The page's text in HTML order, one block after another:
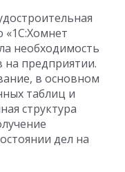
«1С:Хомнет
необходимость
на предприятии.
в основном
таблиц и
структура
дел на